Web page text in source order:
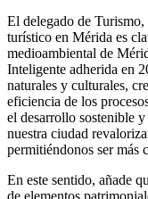
El delegado de
turístico en Mérida es
medioambiental de
Inteligente adherida en
naturales y culturales,
eficiencia de los
el desarrollo sostenible
nuestra ciudad
permitiéndonos ser más
En este sentido, añade